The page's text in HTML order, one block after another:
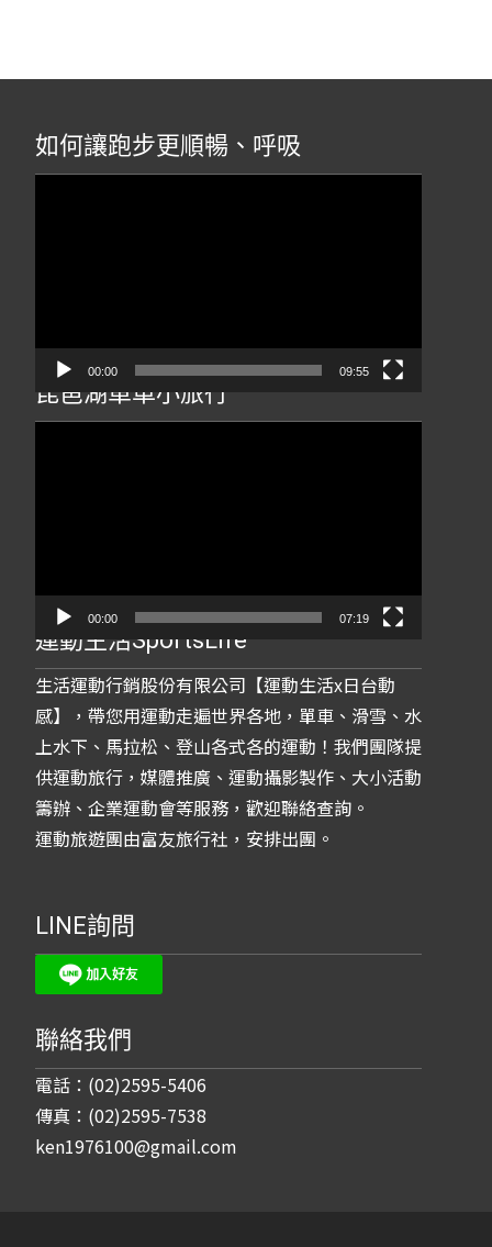
如何讓跑步更順暢、呼吸
00:00 09:55
琵琶湖單車小旅行
00:00 07:19
運動生活SportsLife
生活運動行銷股份有限公司【運動生活x日台動
感】，帶您用運動走遍世界各地，單車、滑雪、水
上水下、馬拉松、登山各式各的運動！我們團隊提
供運動旅行，媒體推廣、運動攝影製作、大小活動
籌辦、企業運動會等服務，歡迎聯絡查詢。
運動旅遊團由富友旅行社，安排出團。
LINE詢問
聯絡我們
電話：(02)2595-5406
傳真：(02)2595-7538
ken1976100@gmail.com